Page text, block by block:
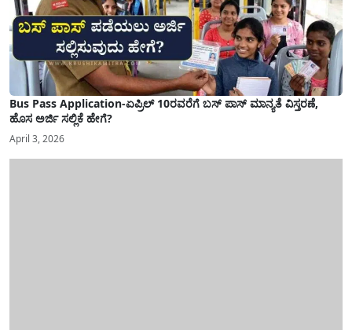
Bus Pass Application-ಏಪ್ರಿಲ್ 10ರವರೆಗೆ ಬಸ್ ಪಾಸ್ ಮಾನ್ಯತೆ ವಿಸ್ತರಣೆ,
ಹೊಸ ಅರ್ಜಿ ಸಲ್ಲಿಕೆ ಹೇಗೆ?
April 3, 2026